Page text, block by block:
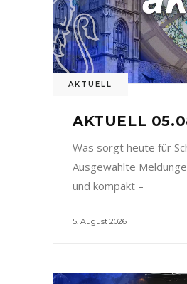
AKTUELL
AKTUELL
Was sorgt heute für
Ausgewählte
und kompakt –
5. August 2026